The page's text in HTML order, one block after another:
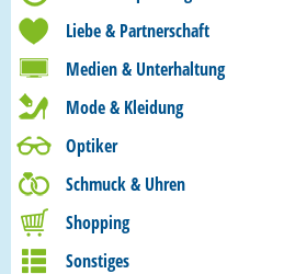
Liebe & Partnerschaft
Medien & Unterhaltung
Mode & Kleidung
Optiker
Schmuck & Uhren
Shopping
Sonstiges